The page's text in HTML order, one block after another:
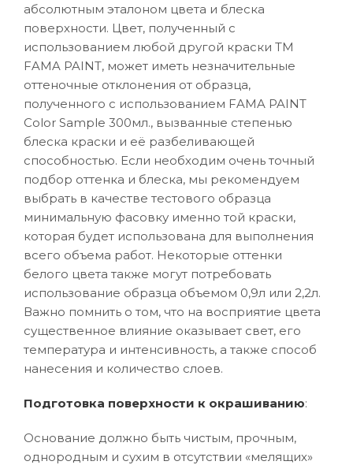
абсолютным эталоном цвета и блеска
поверхности. Цвет, полученный с
использованием любой другой краски ТМ
FAMA PAINT, может иметь незначительные
оттеночные отклонения от образца,
полученного с использованием FAMA PAINT
Color Sample 300мл., вызванные степенью
блеска краски и её разбеливающей
способностью. Если необходим очень точный
подбор оттенка и блеска, мы рекомендуем
выбрать в качестве тестового образца
минимальную фасовку именно той краски,
которая будет использована для выполнения
всего объема работ. Некоторые оттенки
белого цвета также могут потребовать
использование образца объемом 0,9л или 2,2л.
Важно помнить о том, что на восприятие цвета
существенное влияние оказывает свет, его
температура и интенсивность, а также способ
нанесения и количество слоев.
Подготовка поверхности к окрашиванию:
Основание должно быть чистым, прочным,
однородным и сухим в отсутствии «мелящих»